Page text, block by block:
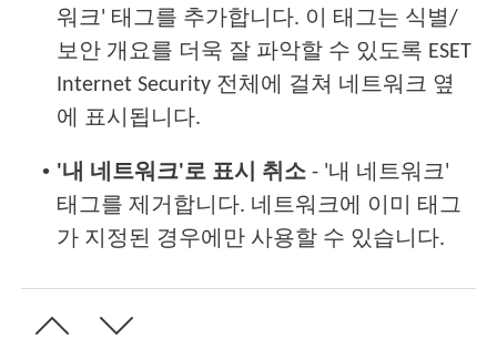
워크' 태그를 추가합니다. 이 태그는 식별/
보안 개요를 더욱 잘 파악할 수 있도록 ESET
Internet Security 전체에 걸쳐 네트워크 옆
에 표시됩니다.
• '내 네트워크'로 표시 취소 - '내 네트워크'
태그를 제거합니다. 네트워크에 이미 태그
가 지정된 경우에만 사용할 수 있습니다.